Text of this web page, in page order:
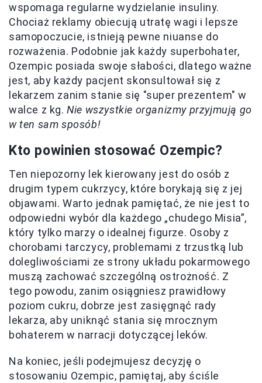
wspomaga regularne wydzielanie insuliny.
Chociaż reklamy obiecują utratę wagi i lepsze
samopoczucie, istnieją pewne niuanse do
rozważenia. Podobnie jak każdy superbohater,
Ozempic posiada swoje słabości, dlatego ważne
jest, aby każdy pacjent skonsultował się z
lekarzem zanim stanie się "super prezentem" w
walce z kg.Nie wszystkie organizmy przyjmują go
w ten sam sposób!
Kto powinien stosować Ozempic?
Ten niepozorny lek kierowany jest do osób z
drugim typem cukrzycy, które borykają się z jej
objawami. Warto jednak pamiętać, że nie jest to
odpowiedni wybór dla każdego „chudego Misia”,
który tylko marzy o idealnej figurze. Osoby z
chorobami tarczycy, problemami z trzustką lub
dolegliwościami ze strony układu pokarmowego
muszą zachować szczególną ostrożność. Z
tego powodu, zanim osiągniesz prawidłowy
poziom cukru, dobrze jest zasięgnąć rady
lekarza, aby uniknąć stania się mrocznym
bohaterem w narracji dotyczącej leków.
Na koniec, jeśli podejmujesz decyzję o
stosowaniu Ozempic, pamiętaj, aby ściśle